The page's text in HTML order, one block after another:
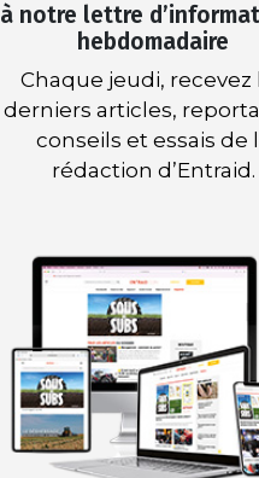
à notre lettre
hebdomadaire
Chaque jeudi, recevez
derniers articles,
conseils et essais de
rédaction d’Entraid.